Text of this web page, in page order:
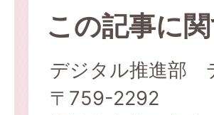
この記事に
デジタル推進部
〒759-2292